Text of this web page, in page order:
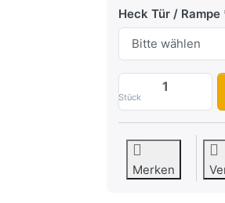
Heck Tür / Rampe
Stück
Merken